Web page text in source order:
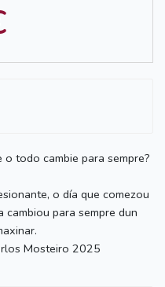
todo cambie para sempre?
o día que comezou
cambiou para sempre dun
Mosteiro 2025